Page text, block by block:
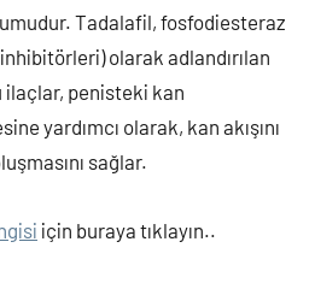
Tadalafil, fosfodiesteraz
olarak adlandırılan
ilaçlar, penisteki kan
yardımcı olarak, kan akışını
sağlar.
için buraya tıklayın..